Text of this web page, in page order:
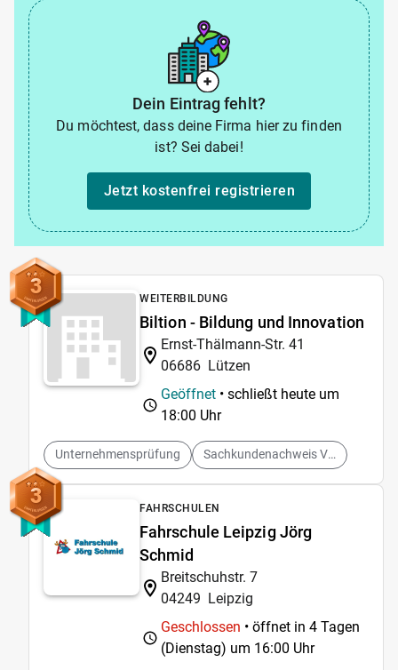
Dein Eintrag fehlt?
Du möchtest, dass deine Firma hier zu finden
ist? Sei dabei!
Jetzt kostenfrei registrieren
3 WEITERBILDUNG
Biltion - Bildung und Innovation
Ernst-Thälmann-Str. 41
06686 Lützen
Geöffnet • schließt heute um
18:00 Uhr
Unternehmensprüfung Sachkundenachweis Versicherungs - und Finanzwesen
3 FAHRSCHULEN
Fahrschule Leipzig Jörg
Schmid
Breitschuhstr. 7
04249 Leipzig
Geschlossen • öffnet in 4 Tagen
(Dienstag) um 16:00 Uhr